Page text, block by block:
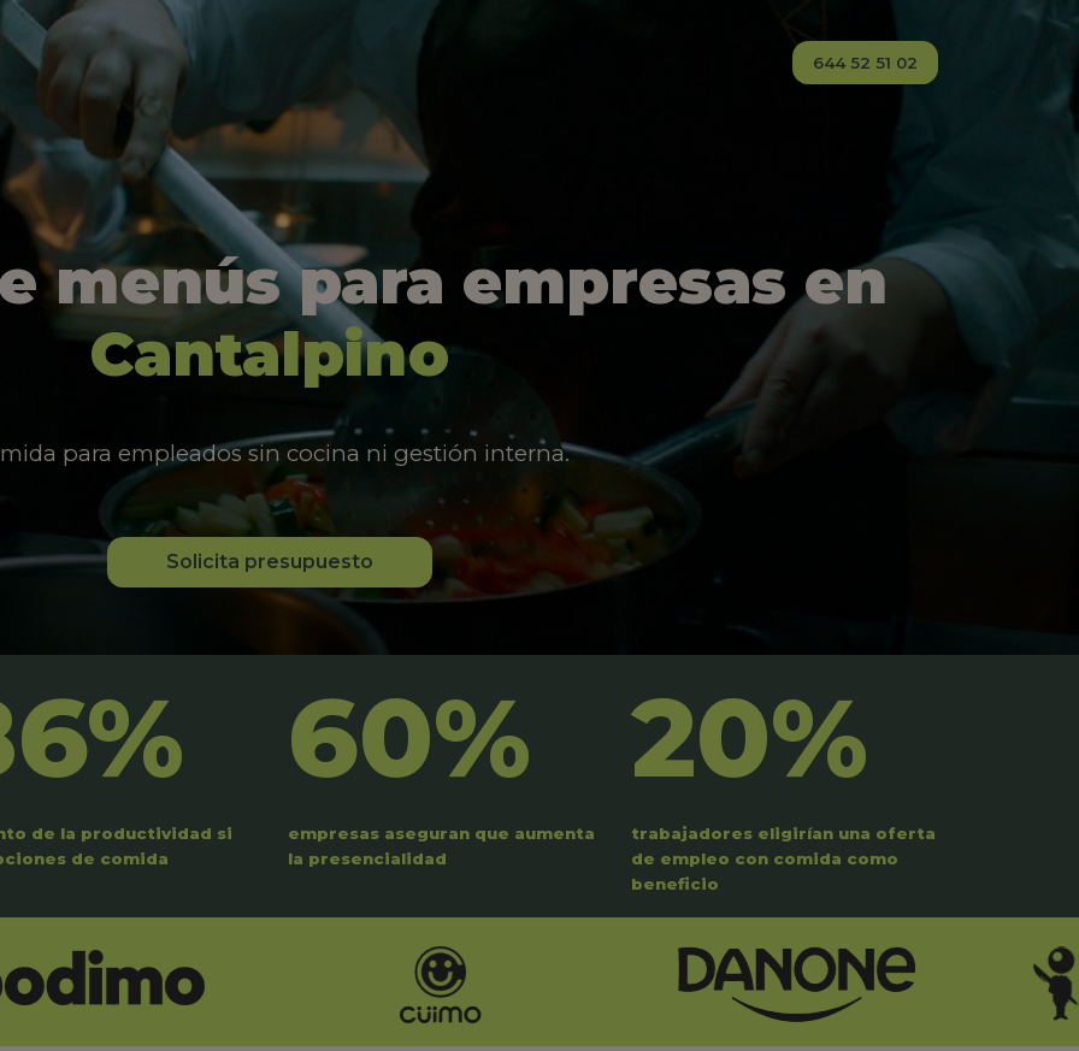
644 52 51 02
menús para empresas en
Cantalpino
para empleados sin cocina ni gestión interna.
Solicita presupuesto
de la productividad si
de comida
60%
empresas aseguran que aumenta
la presencialidad
20%
trabajadores eligirían una oferta
de empleo con comida como
beneficio